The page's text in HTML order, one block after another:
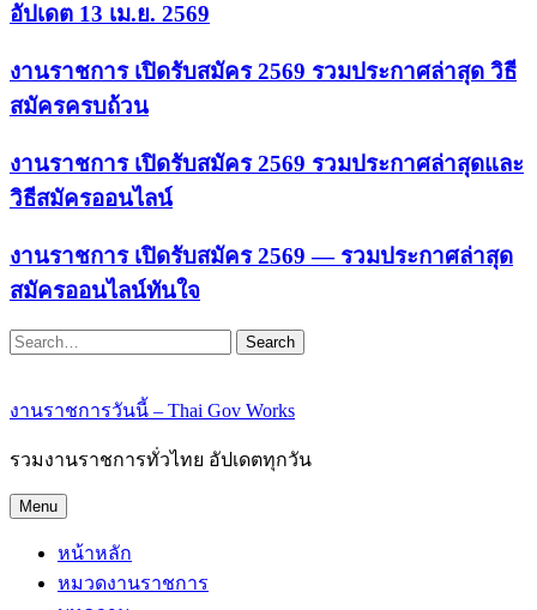
อัปเดต 13 เม.ย. 2569
งานราชการ เปิดรับสมัคร 2569 รวมประกาศล่าสุด วิธี
สมัครครบถ้วน
งานราชการ เปิดรับสมัคร 2569 รวมประกาศล่าสุดและ
วิธีสมัครออนไลน์
งานราชการ เปิดรับสมัคร 2569 — รวมประกาศล่าสุด
สมัครออนไลน์ทันใจ
Search
งานราชการวันนี้ – Thai Gov Works
รวมงานราชการทั่วไทย อัปเดตทุกวัน
Menu
หน้าหลัก
หมวดงานราชการ